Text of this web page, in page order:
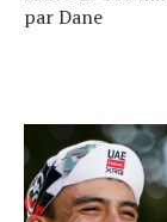
par Dane